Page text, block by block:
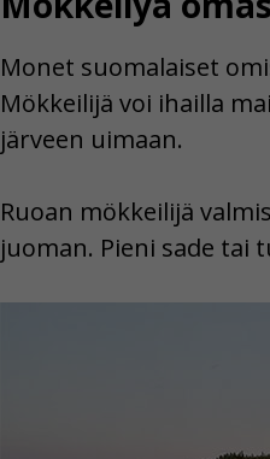
Monet suomalaiset
Mökkeilijä voi ihailla
järveen uimaan.
Ruoan mökkeilijä
juoman. Pieni sade tai